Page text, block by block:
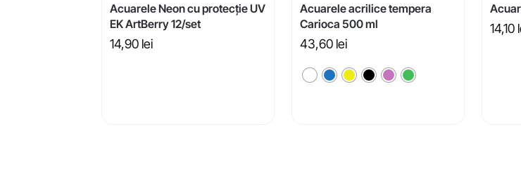
Acuarele Neon cu protecție UV
EK ArtBerry 12/set
14,90 lei
Acuarele acrilice tempera
Carioca 500 ml
43,60 lei
14,10